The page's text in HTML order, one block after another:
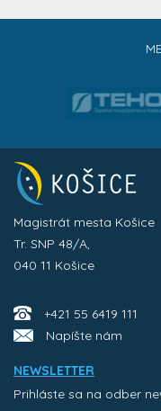
Magistrát mesta Košice
Tr. SNP 48/A,
040 11 Košice
+421 55 6419 111
Napíšte nám
NEWSLETTER
Prihláste sa na odber